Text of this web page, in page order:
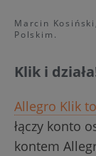
Marcin
Polskim.
Klik i
Allegro Klik
łączy konto
kontem